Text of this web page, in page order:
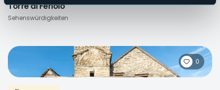
Torre di Feriolo
Sehenswürdigkeiten
0